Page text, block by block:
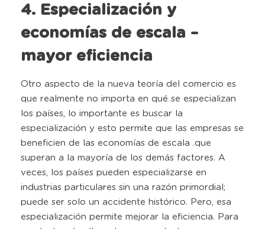
4. Especialización y
economías de escala –
mayor eficiencia
Otro aspecto de la nueva teoría del comercio es
que realmente no importa en qué se especializan
los países, lo importante es buscar la
especialización y esto permite que las empresas se
beneficien de las economías de escala .que
superan a la mayoría de los demás factores. A
veces, los países pueden especializarse en
industrias particulares sin una razón primordial;
puede ser solo un accidente histórico. Pero, esa
especialización permite mejorar la eficiencia. Para